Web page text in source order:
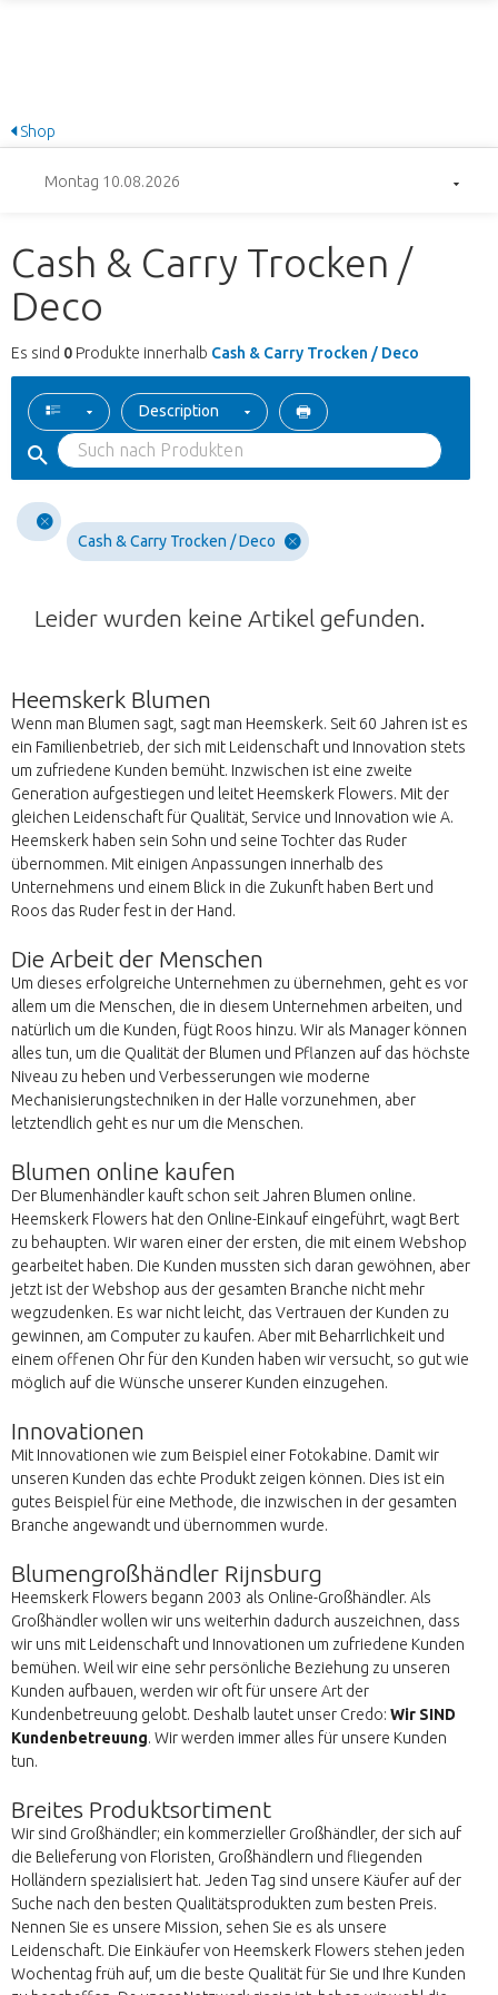
Shop
Montag 10.08.2026
Cash & Carry Trocken /
Deco
Es sind 0 Produkte innerhalb Cash & Carry Trocken / Deco
Description
Cash & Carry Trocken / Deco
Leider wurden keine Artikel gefunden.
Heemskerk Blumen
Wenn man Blumen sagt, sagt man Heemskerk. Seit 60 Jahren ist es
ein Familienbetrieb, der sich mit Leidenschaft und Innovation stets
um zufriedene Kunden bemüht. Inzwischen ist eine zweite
Generation aufgestiegen und leitet Heemskerk Flowers. Mit der
gleichen Leidenschaft für Qualität, Service und Innovation wie A.
Heemskerk haben sein Sohn und seine Tochter das Ruder
übernommen. Mit einigen Anpassungen innerhalb des
Unternehmens und einem Blick in die Zukunft haben Bert und
Roos das Ruder fest in der Hand.
Die Arbeit der Menschen
Um dieses erfolgreiche Unternehmen zu übernehmen, geht es vor
allem um die Menschen, die in diesem Unternehmen arbeiten, und
natürlich um die Kunden, fügt Roos hinzu. Wir als Manager können
alles tun, um die Qualität der Blumen und Pflanzen auf das höchste
Niveau zu heben und Verbesserungen wie moderne
Mechanisierungstechniken in der Halle vorzunehmen, aber
letztendlich geht es nur um die Menschen.
Blumen online kaufen
Der Blumenhändler kauft schon seit Jahren Blumen online.
Heemskerk Flowers hat den Online-Einkauf eingeführt, wagt Bert
zu behaupten. Wir waren einer der ersten, die mit einem Webshop
gearbeitet haben. Die Kunden mussten sich daran gewöhnen, aber
jetzt ist der Webshop aus der gesamten Branche nicht mehr
wegzudenken. Es war nicht leicht, das Vertrauen der Kunden zu
gewinnen, am Computer zu kaufen. Aber mit Beharrlichkeit und
einem offenen Ohr für den Kunden haben wir versucht, so gut wie
möglich auf die Wünsche unserer Kunden einzugehen.
Innovationen
Mit Innovationen wie zum Beispiel einer Fotokabine. Damit wir
unseren Kunden das echte Produkt zeigen können. Dies ist ein
gutes Beispiel für eine Methode, die inzwischen in der gesamten
Branche angewandt und übernommen wurde.
Blumengroßhändler Rijnsburg
Heemskerk Flowers begann 2003 als Online-Großhändler. Als
Großhändler wollen wir uns weiterhin dadurch auszeichnen, dass
wir uns mit Leidenschaft und Innovationen um zufriedene Kunden
bemühen. Weil wir eine sehr persönliche Beziehung zu unseren
Kunden aufbauen, werden wir oft für unsere Art der
Kundenbetreuung gelobt. Deshalb lautet unser Credo: Wir SIND
Kundenbetreuung. Wir werden immer alles für unsere Kunden
tun.
Breites Produktsortiment
Wir sind Großhändler; ein kommerzieller Großhändler, der sich auf
die Belieferung von Floristen, Großhändlern und fliegenden
Holländern spezialisiert hat. Jeden Tag sind unsere Käufer auf der
Suche nach den besten Qualitätsprodukten zum besten Preis.
Nennen Sie es unsere Mission, sehen Sie es als unsere
Leidenschaft. Die Einkäufer von Heemskerk Flowers stehen jeden
Wochentag früh auf, um die beste Qualität für Sie und Ihre Kunden